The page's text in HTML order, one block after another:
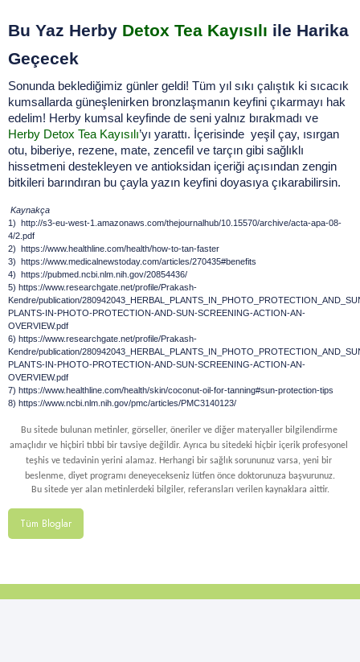
Bu Yaz Herby Detox Tea Kayısılı ile Harika
Geçecek
Sonunda beklediğimiz günler geldi! Tüm yıl sıkı çalıştık ki sıcacık
kumsallarda güneşlenirken bronzlaşmanın keyfini çıkarmayı hak
Herby Detox Tea Kayısılı’yı yarattı. İçerisinde yeşil çay, ısırgan
otu, biberiye, rezene, mate, zencefil ve tarçın gibi sağlıklı
hissetmeni destekleyen ve antioksidan içeriği açısından zengin
bitkileri barındıran bu çayla yazın keyfini doyasıya çıkarabilirsin.
Kaynakça
1)  http://s3-eu-west-1.amazonaws.com/thejournalhub/10.15570/archive/acta-apa-08-
4/2.pdf
2)  https://www.healthline.com/health/how-to-tan-faster
3)  https://www.medicalnewstoday.com/articles/270435#benefits
4)  https://pubmed.ncbi.nlm.nih.gov/20854436/
5) https://www.researchgate.net/profile/Prakash-
Kendre/publication/
PLANTS-IN-PHOTO-PROTECTION-AND-SUN-SCREENING-ACTION-AN-
OVERVIEW.pdf
6) https://www.researchgate.net/profile/Prakash-
Kendre/publication/
PLANTS-IN-PHOTO-PROTECTION-AND-SUN-SCREENING-ACTION-AN-
OVERVIEW.pdf
7) https://www.healthline.com/health/skin/coconut-oil-for-tanning#sun-protection-tips
8) https://www.ncbi.nlm.nih.gov/pmc/articles/PMC3140123/
Bu sitede bulunan metinler, görseller, öneriler ve diğer materyaller bilgilendirme
amaçlıdır ve hiçbiri tıbbi bir tavsiye değildir. Ayrıca bu sitedeki hiçbir içerik profesyonel
teşhis ve tedavinin yerini alamaz. Herhangi bir sağlık sorununuz varsa, yeni bir
beslenme, diyet programı deneyecekseniz lütfen önce doktorunuza başvurunuz.
Bu sitede yer alan metinlerdeki bilgiler, referansları verilen kaynaklara aittir.
Tüm Bloglar